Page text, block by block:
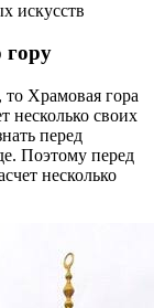
искусств
Храмовая гора
несколько своих
перед
Поэтому перед
несколько